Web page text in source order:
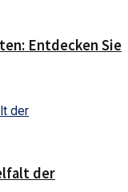
Entdecken Sie
der